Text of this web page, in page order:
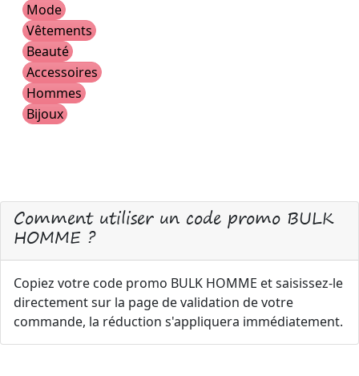
Mode
Vêtements
Beauté
Accessoires
Hommes
Bijoux
Comment utiliser un code promo BULK
HOMME ?
Copiez votre code promo BULK HOMME et saisissez-le
directement sur la page de validation de votre
commande, la réduction s'appliquera immédiatement.